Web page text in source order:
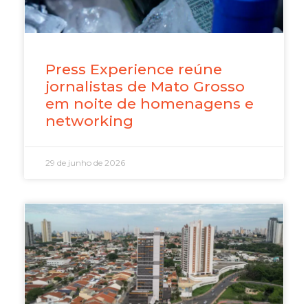
Press Experience reúne
jornalistas de Mato Grosso
em noite de homenagens e
networking
29 de junho de 2026